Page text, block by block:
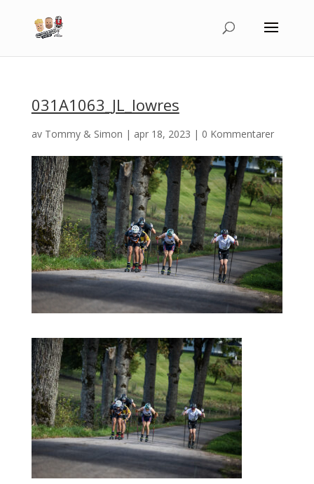
031A1063_JL_lowres
av Tommy & Simon | apr 18, 2023 | 0 Kommentarer